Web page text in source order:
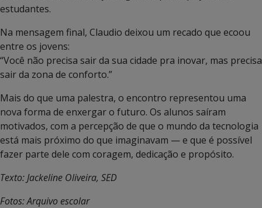
estudantes.
Na mensagem final, Claudio deixou um recado que ecoou
entre os jovens:
“Você não precisa sair da sua cidade pra inovar, mas precisa
sair da zona de conforto.”
Mais do que uma palestra, o encontro representou uma
nova forma de enxergar o futuro. Os alunos saíram
motivados, com a percepção de que o mundo da tecnologia
está mais próximo do que imaginavam — e que é possível
fazer parte dele com coragem, dedicação e propósito.
Texto: Jackeline Oliveira, SED
Fotos: Arquivo escolar